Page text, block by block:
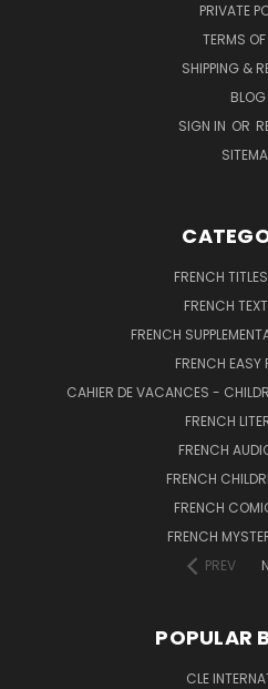
PRIVATE
TERMS
SHIPPING &
BLOG
SIGN IN OR
FRENCH
FRENCH
FRENCH
FRENCH EASY
CAHIER DE VACANCES -
FRENCH
FRENCH
FRENCH
FRENCH
FRENCH
PREV
POPULAR
CLE